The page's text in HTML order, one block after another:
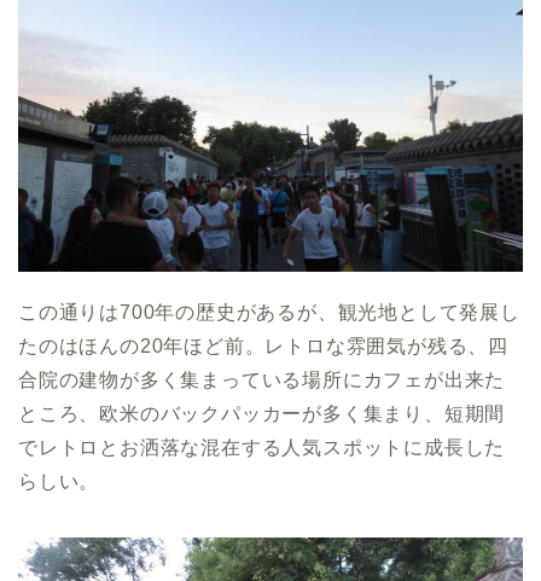
この通りは700年の歴史があるが、観光地として発展し
たのはほんの20年ほど前。レトロな雰囲気が残る、四
合院の建物が多く集まっている場所にカフェが出来た
ところ、欧米のバックパッカーが多く集まり、短期間
でレトロとお洒落な混在する人気スポットに成長した
らしい。